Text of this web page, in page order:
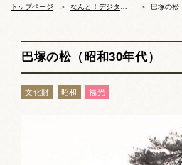
文化芸術団体
文化遺産
トップページ
巴塚の松（昭和30年代）
文化財 昭和 福光